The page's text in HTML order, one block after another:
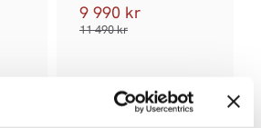
9 990 kr
11 490kr